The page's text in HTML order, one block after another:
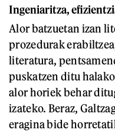
Ingeniaritza,
Alor batzuetan izan
prozedurak
literatura,
puskatzen ditu
alor horiek behar
izateko. Beraz,
eragina bide